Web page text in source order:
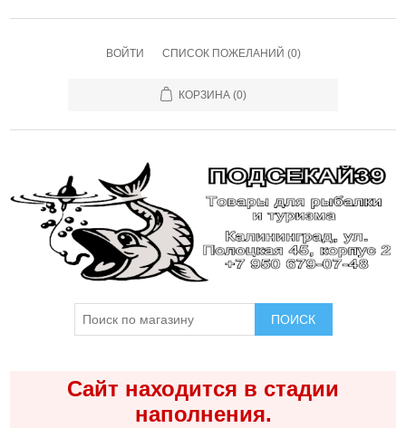
ВОЙТИ СПИСОК ПОЖЕЛАНИЙ (0)
КОРЗИНА (0)
ПОИСК
Сайт находится в стадии
наполнения.